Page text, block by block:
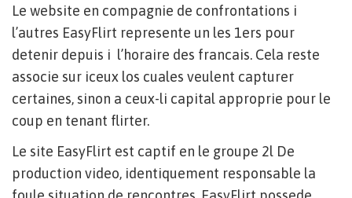
Le website en compagnie de confrontations i
l’autres EasyFlirt represente un les 1ers pour
detenir depuis i l’horaire des francais. Cela reste
associe sur iceux los cuales veulent capturer
certaines, sinon a ceux-li capital approprie pour le
coup en tenant flirter.
Le site EasyFlirt est captif en le groupe 2l De
production video, identiquement responsable la